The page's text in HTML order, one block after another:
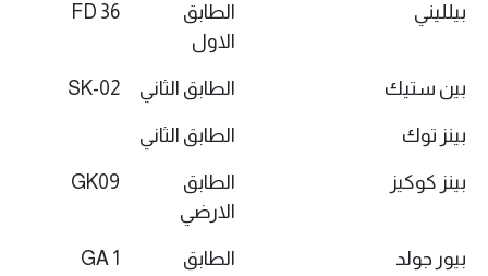
بيلليني
الطابق
الاول
FD 36
بين ستيك الطابق الثاني SK-02
بينز توك الطابق الثاني
بينز كوكيز
الطابق
الارضي
GK09
بيور جولد
الطابق
GA 1